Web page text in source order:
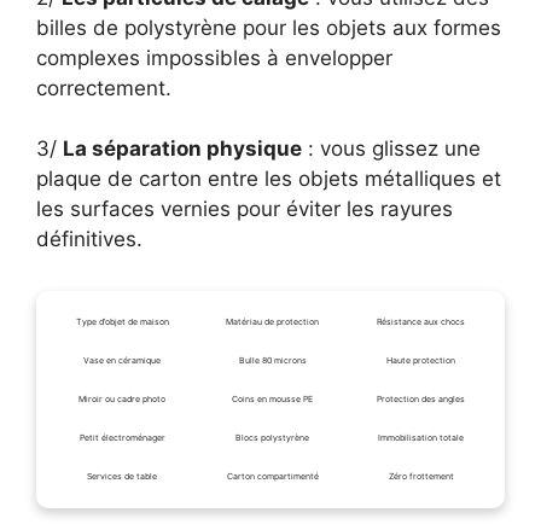
billes de polystyrène pour les objets aux formes
complexes impossibles à envelopper
correctement.
3/ La séparation physique : vous glissez une
plaque de carton entre les objets métalliques et
les surfaces vernies pour éviter les rayures
définitives.
Type d’objet de maison Matériau de protection Résistance aux chocs
Vase en céramique Bulle 80 microns Haute protection
Miroir ou cadre photo Coins en mousse PE Protection des angles
Petit électroménager Blocs polystyrène Immobilisation totale
Services de table Carton compartimenté Zéro frottement